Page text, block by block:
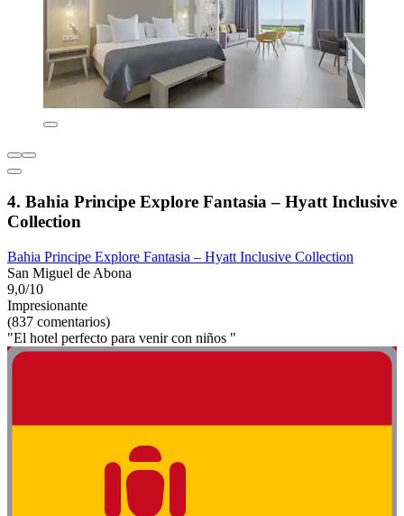
4. Bahia Principe Explore Fantasia – Hyatt Inclusive
Collection
Bahia Principe Explore Fantasia – Hyatt Inclusive Collection
San Miguel de Abona
9,0/10
Impresionante
(837 comentarios)
"El hotel perfecto para venir con niños "